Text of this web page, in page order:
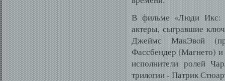
В фильме «Люди Икс:
актеры, сыгравшие
Джеймс МакЭвοй
Фассбендер (Магнето)
исполнители ролей
трилοгии - Патрик